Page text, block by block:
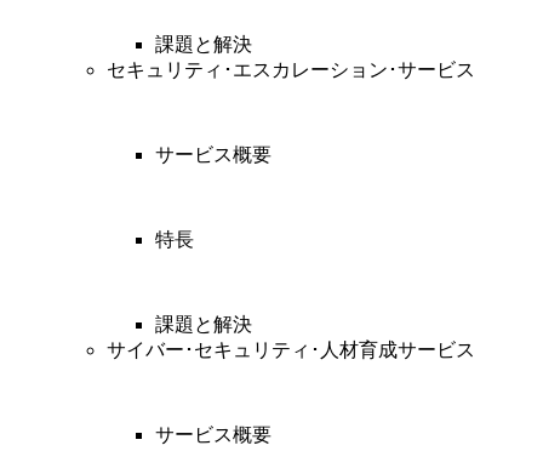
課題と解決
セキュリティ･エスカレーション･サービス
サービス概要
特長
課題と解決
サイバー･セキュリティ･人材育成サービス
サービス概要